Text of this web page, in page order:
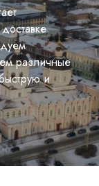
различные
и